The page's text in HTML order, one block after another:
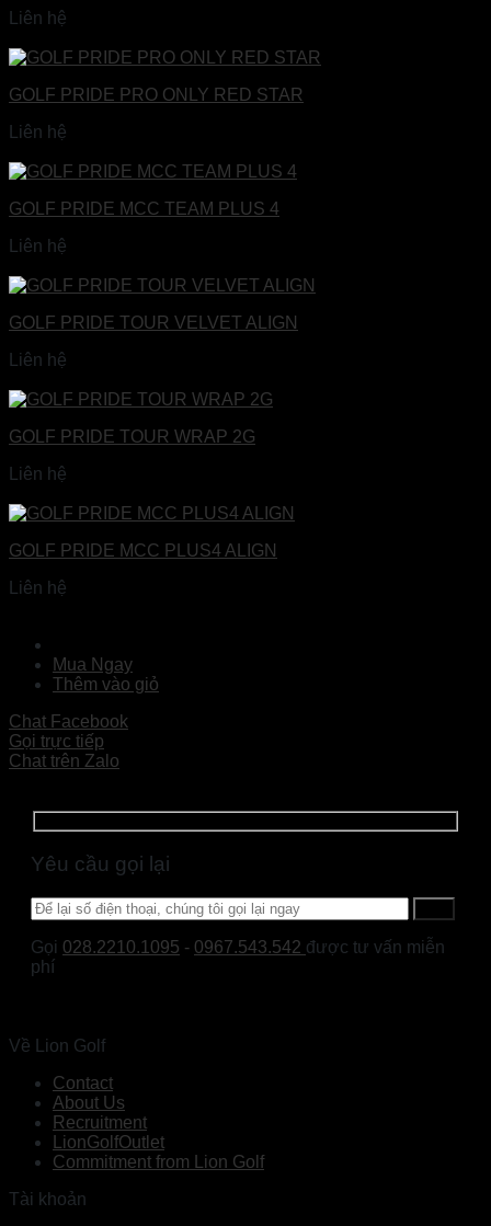
Liên hệ
GOLF PRIDE PRO ONLY RED STAR
Liên hệ
GOLF PRIDE MCC TEAM PLUS 4
Liên hệ
GOLF PRIDE TOUR VELVET ALIGN
Liên hệ
GOLF PRIDE TOUR WRAP 2G
Liên hệ
GOLF PRIDE MCC PLUS4 ALIGN
Liên hệ
Mua Ngay
Thêm vào giỏ
Chat Facebook
Gọi trực tiếp
Chat trên Zalo
Yêu cầu gọi lại
Gọi 028.2210.1095 - 0967.543.542 được tư vấn miễn
phí
Về Lion Golf
Contact
About Us
Recruitment
LionGolfOutlet
Commitment from Lion Golf
Tài khoản